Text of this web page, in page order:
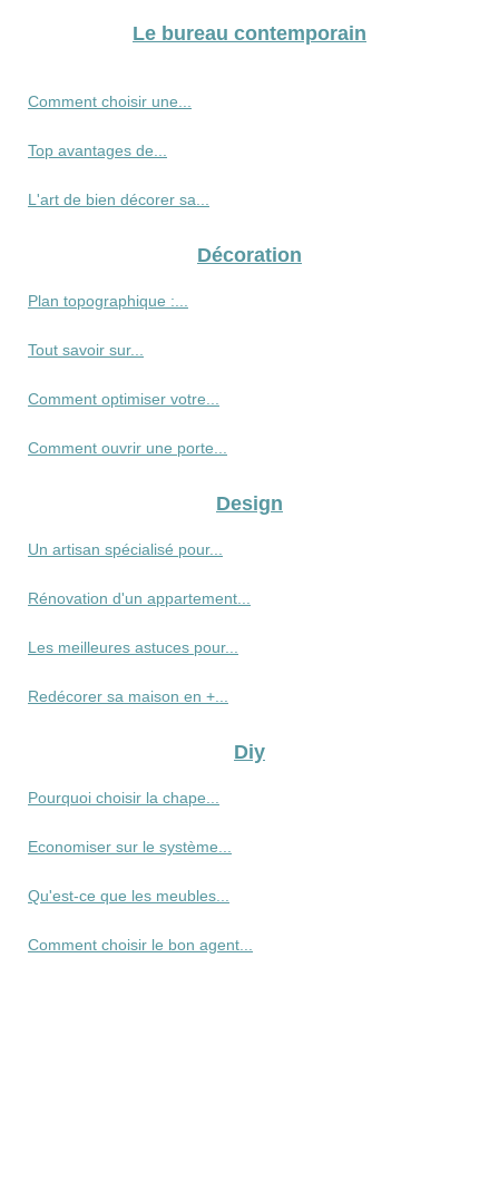
Le bureau contemporain
Comment choisir une...
Top avantages de...
L'art de bien décorer sa...
Décoration
Plan topographique :...
Tout savoir sur...
Comment optimiser votre...
Comment ouvrir une porte...
Design
Un artisan spécialisé pour...
Rénovation d'un appartement...
Les meilleures astuces pour...
Redécorer sa maison en +...
Diy
Pourquoi choisir la chape...
Economiser sur le système...
Qu'est-ce que les meubles...
Comment choisir le bon agent...